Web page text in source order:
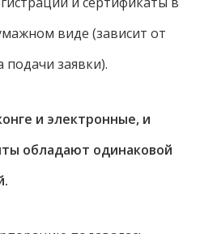
виде (зависит от
подачи заявки).
и электронные, и
обладают одинаковой